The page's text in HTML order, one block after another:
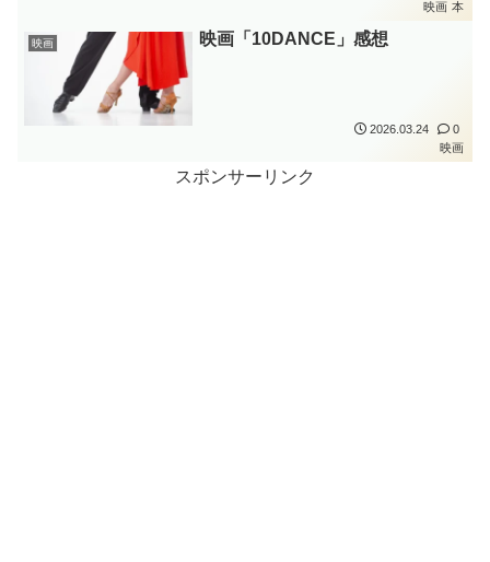
映画 本
映画 映画「10DANCE」感想
2026.03.24
0
映画
スポンサーリンク